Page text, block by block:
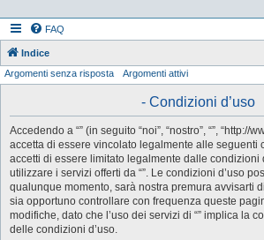
FAQ
Indice
Argomenti senza risposta Argomenti attivi
- Condizioni d’uso
Accedendo a “” (in seguito “noi”, “nostro”, “”, “http://
accetta di essere vincolato legalmente alle seguenti
accetti di essere limitato legalmente dalle condizioni
utilizzare i servizi offerti da “”. Le condizioni d’uso
qualunque momento, sarà nostra premura avvisarti
sia opportuno controllare con frequenza queste
modifiche, dato che l’uso dei servizi di “” implica la
delle condizioni d’uso.